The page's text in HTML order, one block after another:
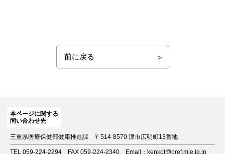
前に戻る
本ページに関する
問い合わせ先
三重県医療保健部健康推進課 〒514-8570 津市広明町13番地
TEL 059-224-2294 FAX 059-224-2340 Email：kenkot@pref.mie.lg.jp